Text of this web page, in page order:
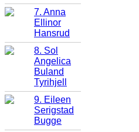
7. Anna
Ellinor
Hansrud
8. Sol
Angelica
Buland
Tyrihjell
9. Eileen
Serigstad
Bugge